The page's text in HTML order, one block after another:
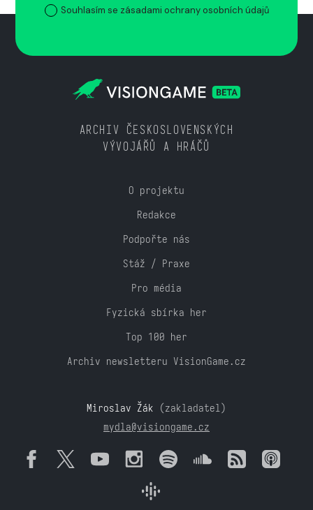
Souhlasím se zásadami ochrany osobních údajů
ARCHIV ČESKOSLOVENSKÝCH
VÝVOJÁŘŮ A HRÁČŮ
O projektu
Redakce
Podpořte nás
Stáž / Praxe
Pro média
Fyzická sbírka her
Top 100 her
Archiv newsletteru VisionGame.cz
Miroslav Žák (zakladatel)
mydla@visiongame.cz